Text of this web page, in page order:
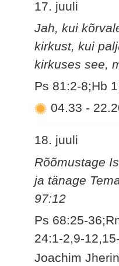
17. juuli
Jah, kui
kirkust, kui
kirkuses see,
Ps 81:2-8;Hb
04.33 -
18. juuli
Rõõmustage
ja tänage
97:12
Ps 68:25-
24:1-2,9-
Joachim